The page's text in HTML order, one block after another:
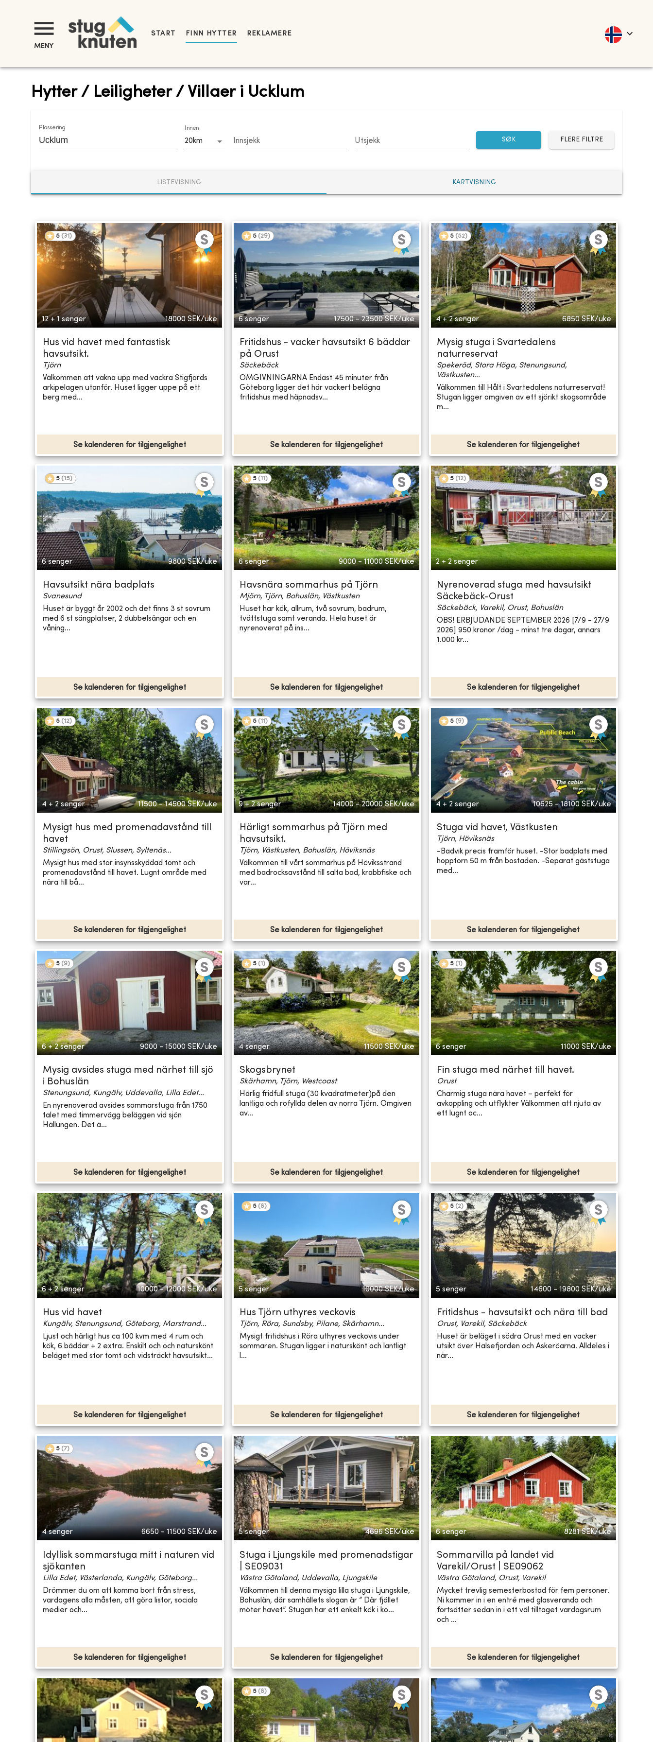
MENY
START FINN HYTTER REKLAMERE
Hytter / Leiligheter / Villaer i Ucklum
Plassering Innen
20km Innsjekk Utsjekk SØK FLERE FILTRE
LISTEVISNING KARTVISNING
5 (31 )
12 + 1 senger 18000 SEK/uke
Hus vid havet med fantastisk
havsutsikt.
Tjörn
Välkommen att vakna upp med vackra Stigfjords
arkipelagen utanför. Huset ligger uppe på ett
berg med...
Se kalenderen for tilgjengelighet
5 (29)
6 senger 17500 - 23500 SEK/uke
Fritidshus - vacker havsutsikt 6 bäddar
på Orust
Säckebäck
OMGIVNINGARNA Endast 45 minuter från
Göteborg ligger det här vackert belägna
fritidshus med häpnadsv...
Se kalenderen for tilgjengelighet
5 (52)
4 + 2 senger 6850 SEK/uke
Mysig stuga i Svartedalens
naturreservat
Spekeröd, Stora Höga, Stenungsund,
Västkusten...
Välkommen till Hålt i Svartedalens naturreservat!
Stugan ligger omgiven av ett sjörikt skogsområde
m...
Se kalenderen for tilgjengelighet
5 (15)
6 senger 9800 SEK/uke
Havsutsikt nära badplats
Svanesund
Huset är byggt år 2002 och det finns 3 st sovrum
med 6 st sängplatser, 2 dubbelsängar och en
våning...
Se kalenderen for tilgjengelighet
5 (11 )
6 senger 9000 - 11000 SEK/uke
Havsnära sommarhus på Tjörn
Mjörn, Tjörn, Bohuslän, Västkusten
Huset har kök, allrum, två sovrum, badrum,
tvättstuga samt veranda. Hela huset är
nyrenoverat på ins...
Se kalenderen for tilgjengelighet
5 (12)
2 + 2 senger
Nyrenoverad stuga med havsutsikt
Säckebäck-Orust
Säckebäck, Varekil, Orust, Bohuslän
OBS! ERBJUDANDE SEPTEMBER 2026 [7/9 - 27/9
2026] 950 kronor /dag - minst tre dagar, annars
1.000 kr...
Se kalenderen for tilgjengelighet
5 (12)
4 + 2 senger 11500 - 14500 SEK/uke
Mysigt hus med promenadavstånd till
havet
Stillingsön, Orust, Slussen, Syltenäs...
Mysigt hus med stor insynsskyddad tomt och
promenadavstånd till havet. Lugnt område med
nära till bå...
Se kalenderen for tilgjengelighet
5 (11 )
9 + 2 senger 14000 - 20000 SEK/uke
Härligt sommarhus på Tjörn med
havsutsikt.
Tjörn, Västkusten, Bohuslän, Höviksnäs
Välkommen till vårt sommarhus på Höviksstrand
med badrocksavstånd till salta bad, krabbfiske och
var...
Se kalenderen for tilgjengelighet
5 (9)
4 + 2 senger 10625 - 18100 SEK/uke
Stuga vid havet, Västkusten
Tjörn, Höviksnäs
-Badvik precis framför huset. -Stor badplats med
hopptorn 50 m från bostaden. -Separat gäststuga
med...
Se kalenderen for tilgjengelighet
5 (9)
6 + 2 senger 9000 - 15000 SEK/uke
Mysig avsides stuga med närhet till sjö
i Bohuslän
Stenungsund, Kungälv, Uddevalla, Lilla Edet...
En nyrenoverad avsides sommarstuga från 1750
talet med timmervägg beläggen vid sjön
Hällungen. Det ä...
Se kalenderen for tilgjengelighet
5 (1 )
4 senger 11500 SEK/uke
Skogsbrynet
Skärhamn, Tjörn, Westcoast
Härlig fridfull stuga (30 kvadratmeter)på den
lantliga och rofyllda delen av norra Tjörn. Omgiven
av...
Se kalenderen for tilgjengelighet
5 (1 )
6 senger 11000 SEK/uke
Fin stuga med närhet till havet.
Orust
Charmig stuga nära havet – perfekt för
avkoppling och utflykter Välkommen att njuta av
ett lugnt oc...
Se kalenderen for tilgjengelighet
6 + 2 senger 10000 - 12000 SEK/uke
Hus vid havet
Kungälv, Stenungsund, Göteborg, Marstrand...
Ljust och härligt hus ca 100 kvm med 4 rum och
kök, 6 bäddar + 2 extra. Enskilt och och naturskönt
beläget med stor tomt och vidsträckt havsutsikt...
Se kalenderen for tilgjengelighet
5 (8)
5 senger 10000 SEK/uke
Hus Tjörn uthyres veckovis
Tjörn, Röra, Sundsby, Pilane, Skärhamn...
Mysigt fritidshus i Röra uthyres veckovis under
sommaren. Stugan ligger i naturskönt och lantligt
l...
Se kalenderen for tilgjengelighet
5 (2)
5 senger 14600 - 19800 SEK/uke
Fritidshus - havsutsikt och nära till bad
Orust, Varekil, Säckebäck
Huset är beläget i södra Orust med en vacker
utsikt över Halsefjorden och Askeröarna. Alldeles i
när...
Se kalenderen for tilgjengelighet
5 (7)
4 senger 6650 - 11500 SEK/uke
Idyllisk sommarstuga mitt i naturen vid
sjökanten
Lilla Edet, Västerlanda, Kungälv, Göteborg...
Drömmer du om att komma bort från stress,
vardagens alla måsten, att göra listor, sociala
medier och...
Se kalenderen for tilgjengelighet
5 senger 4696 SEK/uke
Stuga i Ljungskile med promenadstigar
| SE09031
Västra Götaland, Uddevalla, Ljungskile
Välkommen till denna mysiga lilla stuga i Ljungskile,
Bohuslän, där samhällets slogan är ” Där fjället
möter havet”. Stugan har ett enkelt kök i ko...
Se kalenderen for tilgjengelighet
6 senger 8281 SEK/uke
Sommarvilla på landet vid
Varekil/Orust | SE09062
Västra Götaland, Orust, Varekil
Mycket trevlig semesterbostad för fem personer.
Ni kommer in i en entré med glasveranda och
fortsätter sedan in i ett väl tilltaget vardagsrum
och ...
Se kalenderen for tilgjengelighet
5 (8)